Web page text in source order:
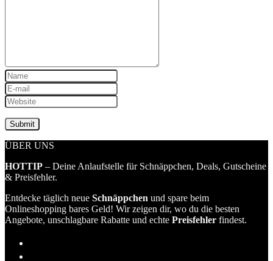
ÜBER UNS
HOTTIP – Deine Anlaufstelle für Schnäppchen, Deals, Gutscheine
& Preisfehler.
Entdecke täglich neue Schnäppchen und spare beim
Onlineshopping bares Geld! Wir zeigen dir, wo du die besten
Angebote, unschlagbare Rabatte und echte Preisfehler findest.